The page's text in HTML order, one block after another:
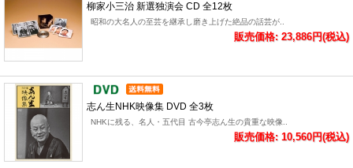
柳家小三治 新選独演会 CD 全12枚
昭和の大名人の至芸を継承し磨き上げた絶品の話芸が..
販売価格: 23,886円(税込)
志ん生NHK映像集 DVD 全3枚
NHKに残る、名人・五代目 古今亭志ん生の貴重な映像..
販売価格: 10,560円(税込)